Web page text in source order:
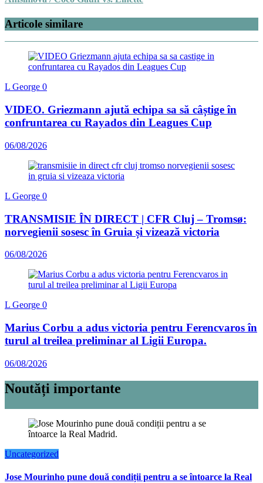
Articole similare
L George 0
VIDEO. Griezmann ajută echipa sa să câștige în
confruntarea cu Rayados din Leagues Cup
06/08/2026
L George 0
TRANSMISIE ÎN DIRECT | CFR Cluj – Tromsø:
norvegienii sosesc în Gruia și vizează victoria
06/08/2026
L George 0
Marius Corbu a adus victoria pentru Ferencvaros în
turul al treilea preliminar al Ligii Europa.
06/08/2026
Noutăți importante
Uncategorized
Jose Mourinho pune două condiții pentru a se întoarce la Real